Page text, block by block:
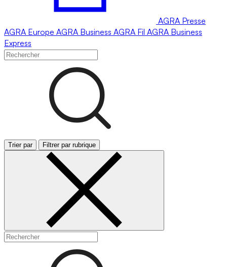
AGRA Presse
AGRA Europe AGRA Business AGRA Fil AGRA Business
Express
Trier par Filtrer par rubrique